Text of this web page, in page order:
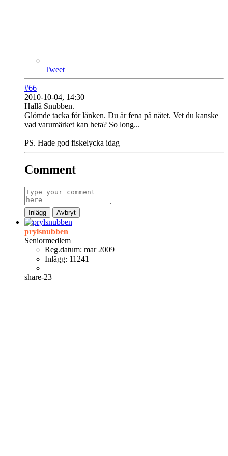
Tweet
#66
2010-10-04, 14:30
Hallå Snubben.
Glömde tacka för länken. Du är fena på nätet. Vet du kanske
vad varumärket kan heta? So long...
PS. Hade god fiskelycka idag
Comment
Inlägg Avbryt
prylsnubben
Seniormedlem
Reg.datum: mar 2009
Inlägg: 11241
share-23